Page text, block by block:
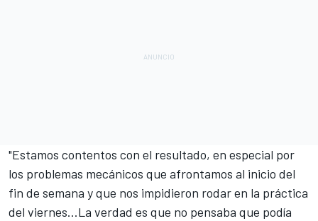
"Estamos contentos con el resultado, en especial por
los problemas mecánicos que afrontamos al inicio del
fin de semana y que nos impidieron rodar en la práctica
del viernes...La verdad es que no pensaba que podía